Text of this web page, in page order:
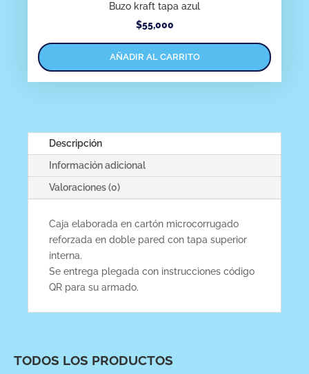
Buzo kraft tapa azul
$55,000
AÑADIR AL CARRITO
Descripción
Información adicional
Valoraciones (0)
Caja elaborada en cartón microcorrugado
reforzada en doble pared con tapa superior
interna.
Se entrega plegada con instrucciones código
QR para su armado.
TODOS LOS PRODUCTOS